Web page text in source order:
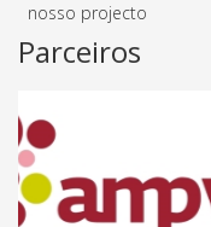
nosso projecto
Parceiros